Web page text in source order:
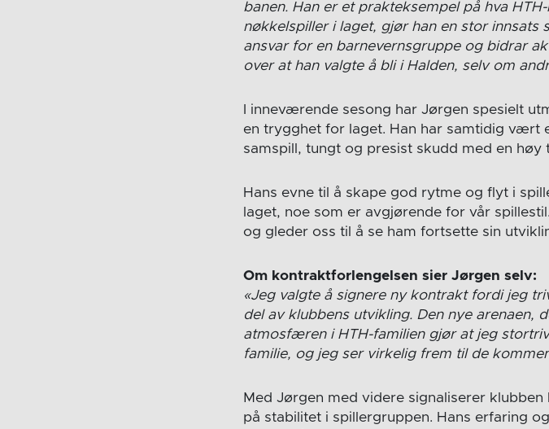
banen. Han er et prakteksempel på hva
nøkkelspiller i laget, gjør han en stor innsats
ansvar for en barnevernsgruppe og bidrar
over at han valgte å bli i Halden, selv om
I inneværende sesong har Jørgen spesielt
en trygghet for laget. Han har samtidig
samspill, tungt og presist skudd med en høy
Hans evne til å skape god rytme og flyt i
laget, noe som er avgjørende for vår
og gleder oss til å se ham fortsette sin
Om kontraktforlengelsen sier Jørgen selv:
«Jeg valgte å signere ny kontrakt fordi jeg
del av klubbens utvikling. Den nye arenaen,
atmosfæren i HTH-familien gjør at jeg
familie, og jeg ser virkelig frem til de
Med Jørgen med videre signaliserer
på stabilitet i spillergruppen. Hans erfaring